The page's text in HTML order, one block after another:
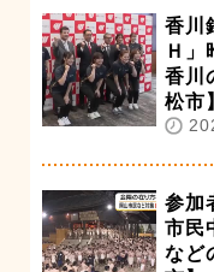
香川
Ｈ」
香川
松市
参加
市民
など